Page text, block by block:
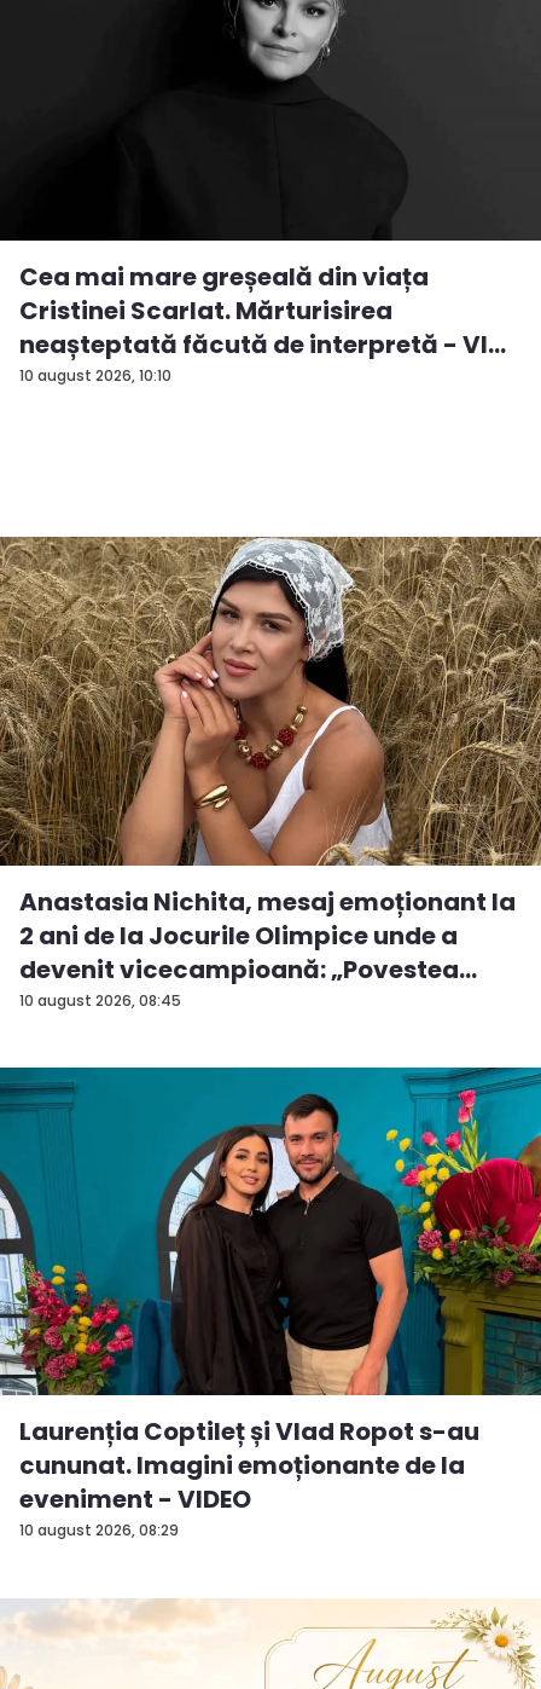
10 august 2026, 10:10
Cea mai mare greșeală din viața
Cristinei Scarlat. Mărturisirea
neașteptată făcută de interpretă - VI...
10 august 2026, 08:45
Anastasia Nichita, mesaj emoționant la
2 ani de la Jocurile Olimpice unde a
devenit vicecampioană: „Povestea
mea...
10 august 2026, 08:29
Laurenția Coptileț și Vlad Ropot s-au
cununat. Imagini emoționante de la
eveniment - VIDEO